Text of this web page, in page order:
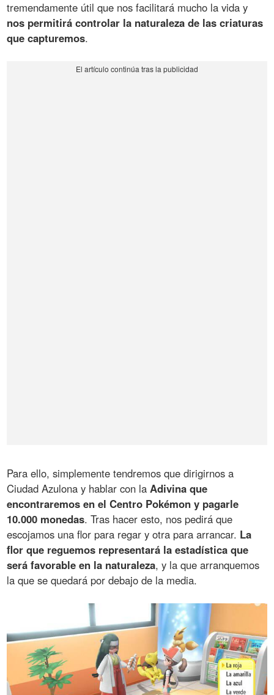
tremendamente útil que nos facilitará mucho la vida y
nos permitirá controlar la naturaleza de las criaturas
que capturemos.
Para ello, simplemente tendremos que dirigirnos a
Ciudad Azulona y hablar con laAdivina que
encontraremos en el Centro Pokémon y pagarle
10.000 monedas. Tras hacer esto, nos pedirá que
escojamos una flor para regar y otra para arrancar. La
flor que reguemos representará la estadística que
será favorable en la naturaleza, y la que arranquemos
la que se quedará por debajo de la media.